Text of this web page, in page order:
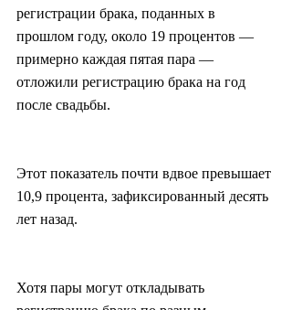
регистрации брака, поданных в
прошлом году, около 19 процентов —
примерно каждая пятая пара —
отложили регистрацию брака на год
после свадьбы.
Этот показатель почти вдвое превышает
10,9 процента, зафиксированный десять
лет назад.
Хотя пары могут откладывать